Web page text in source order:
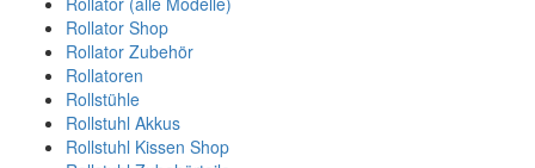
Rollator Shop
Rollator Zubehör
Rollatoren
Rollstühle
Rollstuhl Akkus
Rollstuhl Kissen Shop